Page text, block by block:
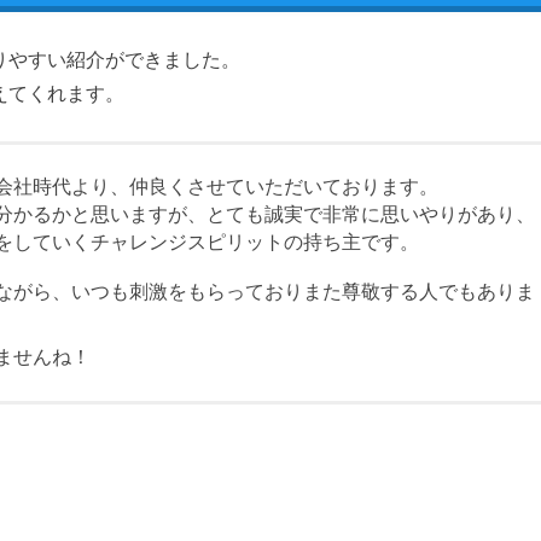
すい紹介ができました。
くれます。
時代より、仲良くさせていただいております。
るかと思いますが、とても誠実で非常に思いやりがあり、
ていくチャレンジスピリットの持ち主です。
ら、いつも刺激をもらっておりまた尊敬する人でもありま
せんね！